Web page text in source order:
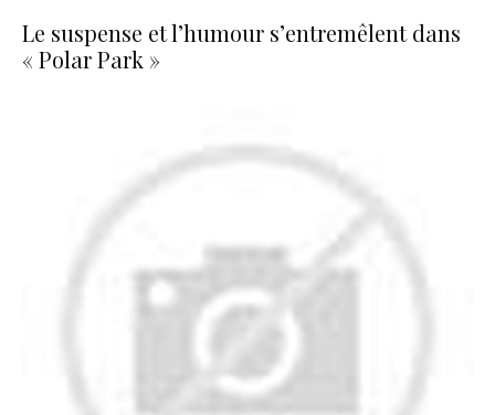
Le suspense et l’humour s’entremêlent dans
« Polar Park »